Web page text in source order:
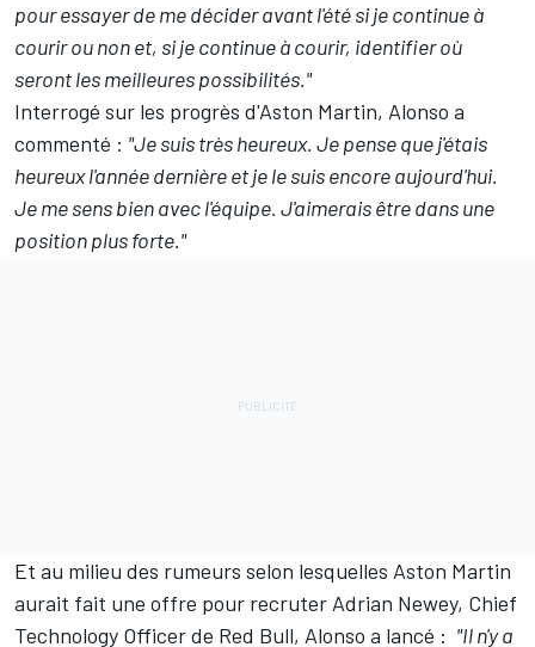
pour essayer de me décider avant l'été si je continue à
courir ou non et, si je continue à courir, identifier où
seront les meilleures possibilités."
Interrogé sur les progrès d'Aston Martin, Alonso a
commenté : "Je suis très heureux. Je pense que j'étais
heureux l'année dernière et je le suis encore aujourd'hui.
Je me sens bien avec l'équipe. J'aimerais être dans une
position plus forte."
Et au milieu des rumeurs selon lesquelles Aston Martin
aurait fait une offre pour recruter Adrian Newey, Chief
Technology Officer de Red Bull, Alonso a lancé : "Il n'y a